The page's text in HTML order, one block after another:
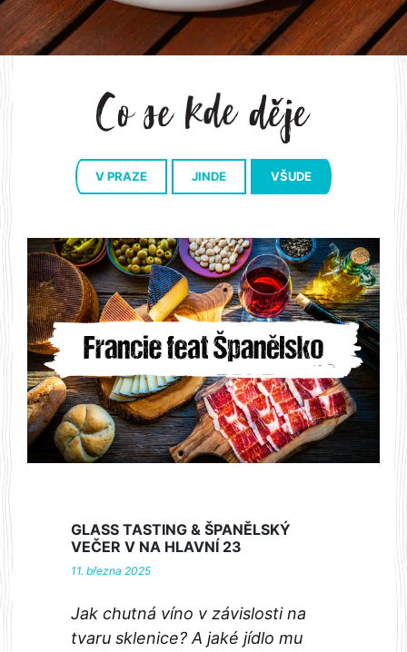
V PRAZE JINDE VŠUDE
GLASS TASTING & ŠPANĚLSKÝ
VEČER V NA HLAVNÍ 23
11. března 2025
Jak chutná víno v závislosti na
tvaru sklenice? A jaké jídlo mu